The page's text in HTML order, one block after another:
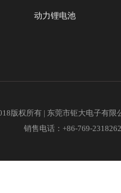
动力锂电池
版权所有 | 东莞市钜大电子有
销售电话：+86-769-